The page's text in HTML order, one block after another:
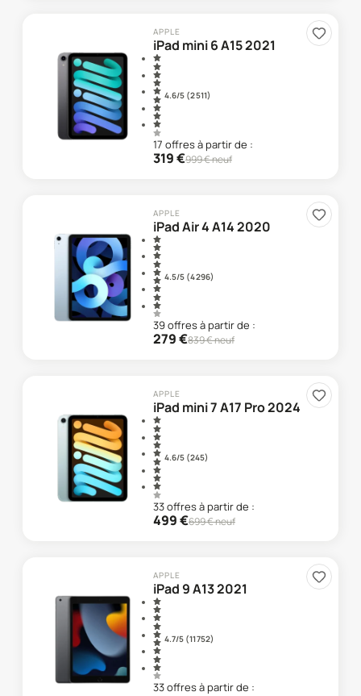
APPLE
iPad mini 6 A15 2021
4.6/5 (2 511)
17 offresà partir de :
319€999€ neuf
APPLE
iPad Air 4 A14 2020
4.5/5 (4 296)
39offresà partir de :
279€839€ neuf
APPLE
iPad mini 7 A17 Pro 2024
4.6/5 (245)
33offresà partir de :
499€699€ neuf
APPLE
iPad 9 A13 2021
4.7/5 (11 752)
33offresà partir de :